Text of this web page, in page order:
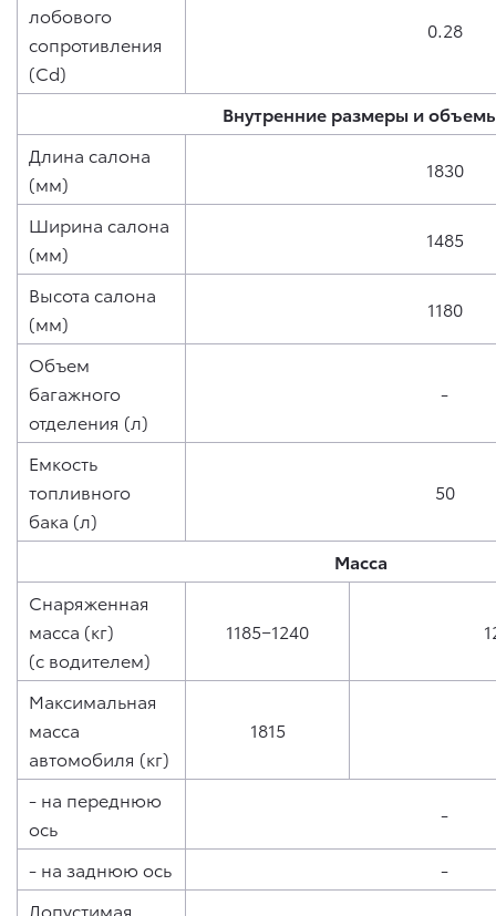
лобового
сопротивления
(Cd)
0.28
Внутренние размеры и
Длина салона
(мм)
1830
Ширина салона
(мм)
1485
Высота салона
(мм)
1180
Объем
багажного
отделения (л)
-
Емкость
топливного
бака (л)
50
Масса
Снаряженная
масса (кг)
(с водителем)
1185−1240
Максимальная
масса
автомобиля (кг)
1815
- на переднюю
ось
-
- на заднюю ось
-
Допустимая